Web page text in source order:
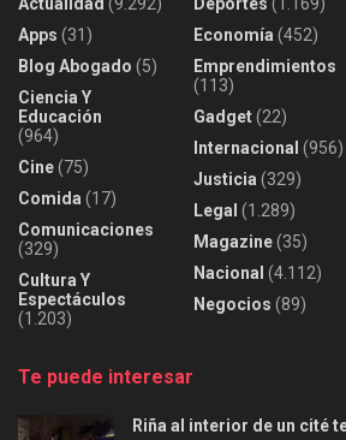
Actualidad (9.292)
Apps (31)
Blog Abogado (5)
Ciencia Y
Educación
(964)
Cine(75)
Comida (17)
Comunicaciones
(329)
Cultura Y
Espectáculos
(1.203)
Deportes (1.169)
Economía (452)
Emprendimientos
(113)
Gadget(22)
Internacional (956)
Justicia (329)
Legal (1.289)
Magazine(35)
Nacional (4.112)
Negocios (89)
Te puede interesar
Riña al interior de un cité